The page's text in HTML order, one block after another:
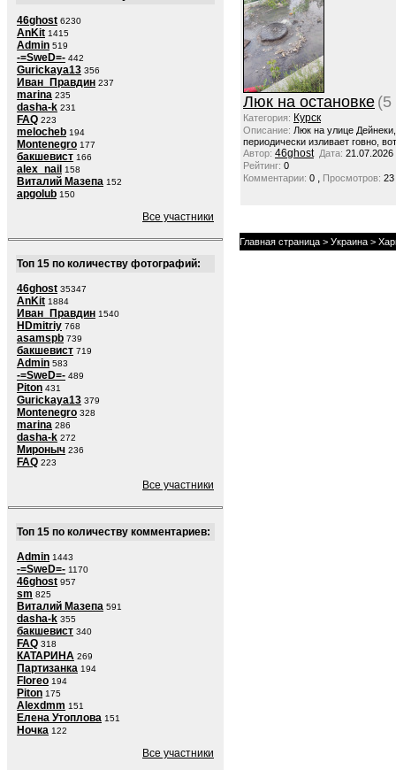
46ghost 6230
AnKit 1415
Admin 519
-=SweD=- 442
Gurickaya13 356
Иван_Правдин 237
marina 235
dasha-k 231
FAQ 223
melocheb 194
Montenegro 177
бакшевист 166
alex_nail 158
Виталий Мазепа 152
apgolub 150
Все участники
Топ 15 по количеству фотографий:
46ghost 35347
AnKit 1884
Иван_Правдин 1540
HDmitriy 768
asamspb 739
бакшевист 719
Admin 583
-=SweD=- 489
Piton 431
Gurickaya13 379
Montenegro 328
marina 286
dasha-k 272
Мироныч 236
FAQ 223
Все участники
Топ 15 по количеству комментариев:
Admin 1443
-=SweD=- 1170
46ghost 957
sm 825
Виталий Мазепа 591
dasha-k 355
бакшевист 340
FAQ 318
КАТАРИНА 269
Партизанка 194
Floreo 194
Piton 175
Alexdmm 151
Елена Утоплова 151
Ночка 122
Все участники
Люк на остановке (5
Категория: Курск
Описание: Люк на улице
периодически изливает говно,
Автор: 46ghost Дата: 21.07.2026
Рейтинг: 0
Комментарии: 0 , Просмотров: 23
Главная страница > Украина >